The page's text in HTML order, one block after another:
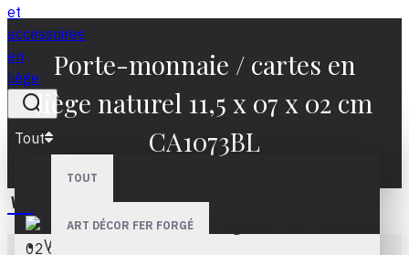
et
accessoires
en
liège
Tout
TOUT
ART DÉCOR FER FORGÉ
Votre panier est vide !
Porte-monnaie / cartes en
liège naturel 11,5 x 07 x 02 cm
CA1073BL